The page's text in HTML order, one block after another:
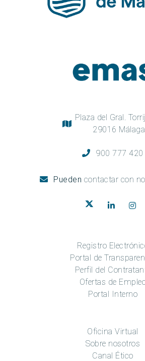
Plaza del Gral.
29016 Málaga
900 777 420
Pueden contactar con
Registro
Portal de
Perfil del
Ofertas de
Portal Interno
Oficina Virtual
Sobre nosotros
Canal Ético